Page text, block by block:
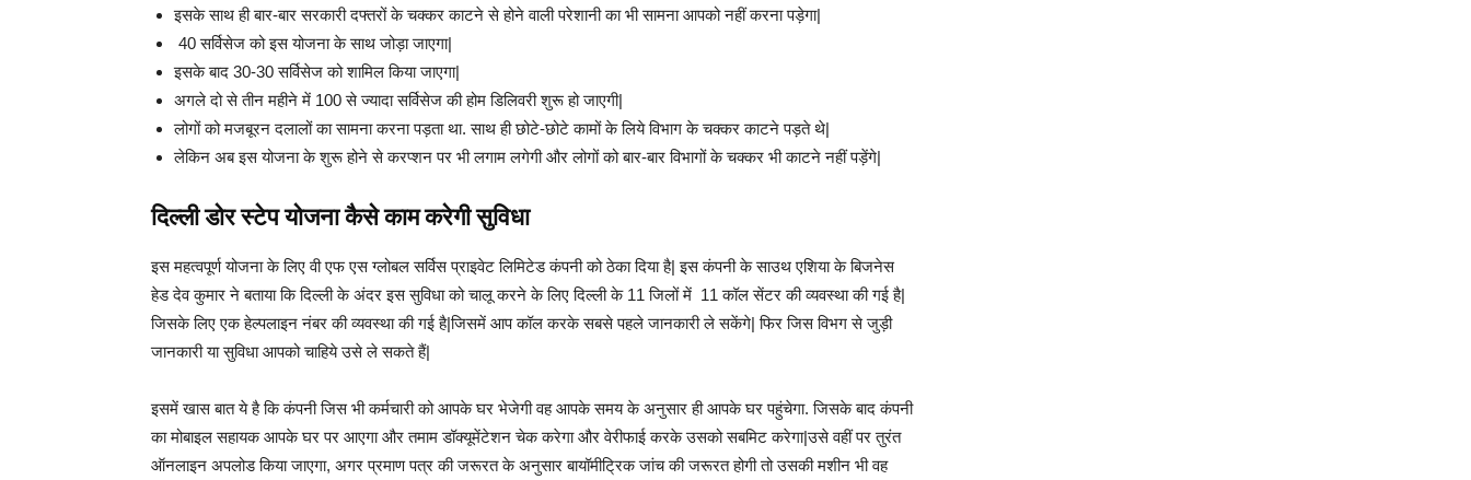
इसके साथ ही बार-बार सरकारी दफ्तरों के चक्कर काटने से होने वाली परेशानी का भी सामना आपको नहीं करना पड़ेगा|
40 सर्विसेज को इस योजना के साथ जोड़ा जाएगा|
इसके बाद 30-30 सर्विसेज को शामिल किया जाएगा|
अगले दो से तीन महीने में 100 से ज्यादा सर्विसेज की होम डिलिवरी शुरू हो जाएगी|
लोगों को मजबूरन दलालों का सामना करना पड़ता था. साथ ही छोटे-छोटे कामों के लिये विभाग के चक्कर काटने पड़ते थे|
लेकिन अब इस योजना के शुरू होने से करप्शन पर भी लगाम लगेगी और लोगों को बार-बार विभागों के चक्कर भी काटने नहीं पड़ेंगे|
दिल्ली डोर स्टेप योजना कैसे काम करेगी सुविधा
इस महत्वपूर्ण योजना के लिए वी एफ एस ग्लोबल सर्विस प्राइवेट लिमिटेड कंपनी को ठेका दिया है| इस कंपनी के साउथ एशिया के बिजनेस
हेड देव कुमार ने बताया कि दिल्ली के अंदर इस सुविधा को चालू करने के लिए दिल्ली के 11 जिलों में 11 कॉल सेंटर की व्यवस्था की गई है|
जिसके लिए एक हेल्पलाइन नंबर की व्यवस्था की गई है|जिसमें आप कॉल करके सबसे पहले जानकारी ले सकेंगे| फिर जिस विभग से जुड़ी
जानकारी या सुविधा आपको चाहिये उसे ले सकते हैं|
इसमें खास बात ये है कि कंपनी जिस भी कर्मचारी को आपके घर भेजेगी वह आपके समय के अनुसार ही आपके घर पहुंचेगा. जिसके बाद कंपनी
का मोबाइल सहायक आपके घर पर आएगा और तमाम डॉक्यूमेंटेशन चेक करेगा और वेरीफाई करके उसको सबमिट करेगा|उसे वहीं पर तुरंत
ऑनलाइन अपलोड किया जाएगा, अगर प्रमाण पत्र की जरूरत के अनुसार बायॉमीट्रिक जांच की जरूरत होगी तो उसकी मशीन भी वह